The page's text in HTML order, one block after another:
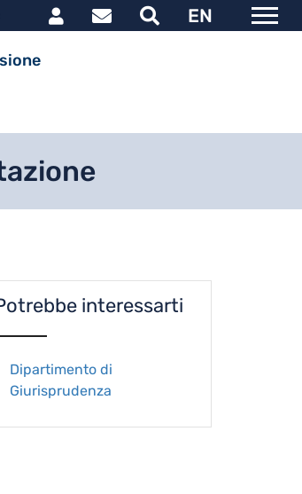
Link utili utente
EN
interessarti
Dipartimento di
Giurisprudenza